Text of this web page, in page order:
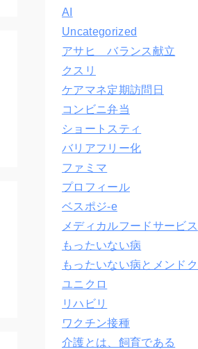
AI
Uncategorized
アサヒ バランス献立
クスリ
ケアマネ定期訪問日
コンビニ弁当
ショートスティ
バリアフリー化
ファミマ
プロフィール
ベスポジ-e
メディカルフードサービス
もったいない病
もったいない病とメンド
ユニクロ
リハビリ
ワクチン接種
介護とは、飼育である